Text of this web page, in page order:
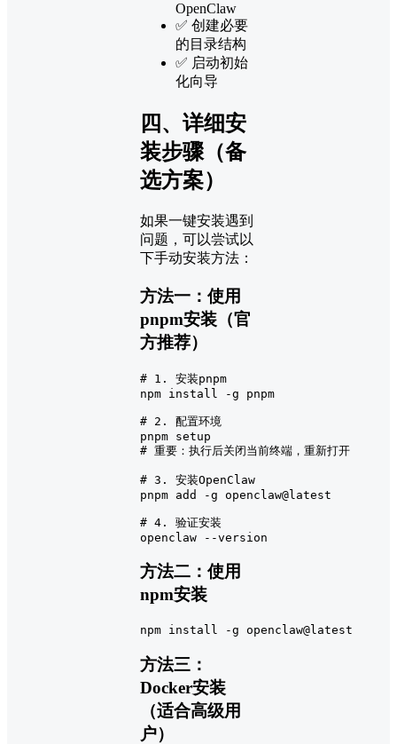
OpenClaw
✅ 创建必要
的目录结构
✅ 启动初始
化向导
四、详细安
装步骤（备
选方案）
如果一键安装遇到
问题，可以尝试以
下手动安装方法：
方法一：使用
pnpm安装（官
方推荐）
# 1. 安装pnpm
npm install -g pnpm
# 2. 配置环境
# 重要：执行后关闭当前终端，重新打开
# 3. 安装OpenClaw
pnpm add -g openclaw@latest
# 4. 验证安装
openclaw --version
方法二：使用
npm安装
npm install -g openclaw@latest
方法三：
Docker安装
（适合高级用
户）